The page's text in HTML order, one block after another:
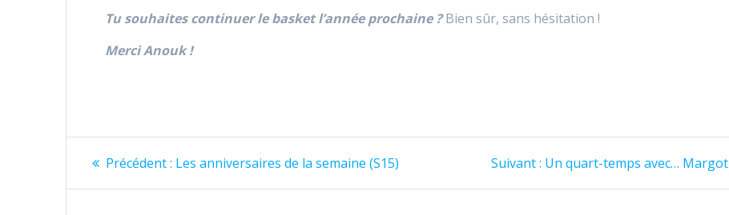
Tu souhaites continuer le basket l’année prochaine ?Bien sûr, sans hésitation !
Merci Anouk !
Navigation
de
Précédent : Article
Les anniversaires de la semaine (S15) Suivant : Article
Un quart-temps avec… Margot